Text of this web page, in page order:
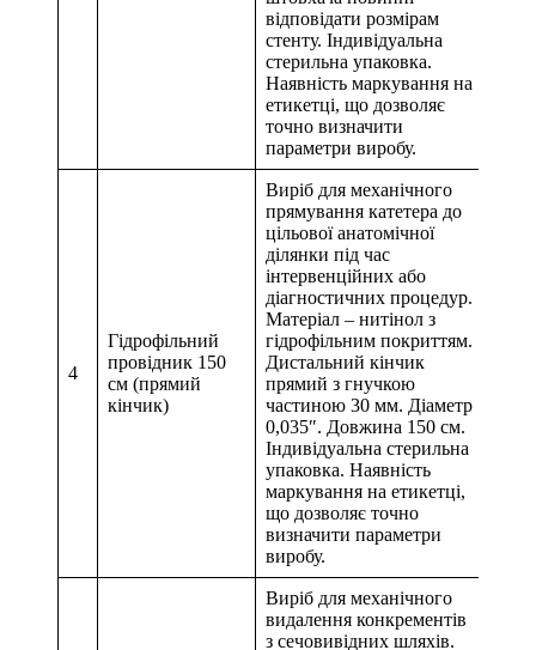
відповідати розмірам
стенту. Індивідуальна
стерильна упаковка.
Наявність маркування на
етикетці, що дозволяє
точно визначити
параметри виробу.
4
Гідрофільний
провідник 150
см (прямий
кінчик)
Виріб для механічного
прямування катетера до
цільової анатомічної
ділянки під час
інтервенційних або
діагностичних процедур.
Матеріал – нитінол з
гідрофільним покриттям.
Дистальний кінчик
прямий з гнучкою
частиною 30 мм. Діаметр
0,035″. Довжина 150 см.
Індивідуальна стерильна
упаковка. Наявність
маркування на етикетці,
що дозволяє точно
визначити параметри
виробу.
Виріб для механічного
видалення конкрементів
з сечовивідних шляхів.